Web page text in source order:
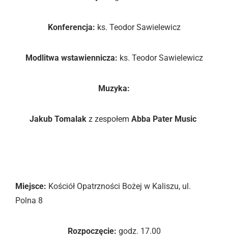
Konferencja: ks. Teodor Sawielewicz
Modlitwa wstawiennicza: ks. Teodor Sawielewicz
Muzyka:
Jakub Tomalak z zespołem Abba Pater Music
Miejsce: Kościół Opatrzności Bożej w Kaliszu, ul.
Polna 8
Rozpoczęcie: godz. 17.00